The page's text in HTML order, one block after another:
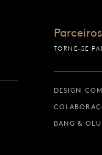
Parceiros
TORNE-SE
DESIGN
BANG &